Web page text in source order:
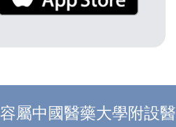
屬中國醫藥大學附設